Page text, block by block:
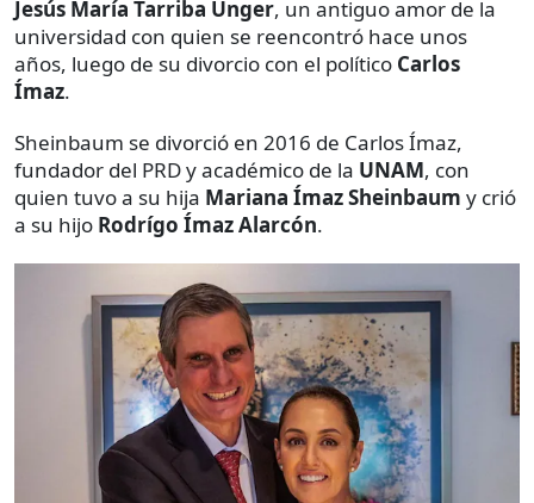
Jesús María Tarriba Unger, un antiguo amor de la
universidad con quien se reencontró hace unos
años, luego de su divorcio con el político Carlos
Ímaz.
Sheinbaum se divorció en 2016 de Carlos Ímaz,
fundador del PRD y académico de la UNAM, con
quien tuvo a su hija Mariana Ímaz Sheinbaum y crió
a su hijo Rodrígo Ímaz Alarcón.